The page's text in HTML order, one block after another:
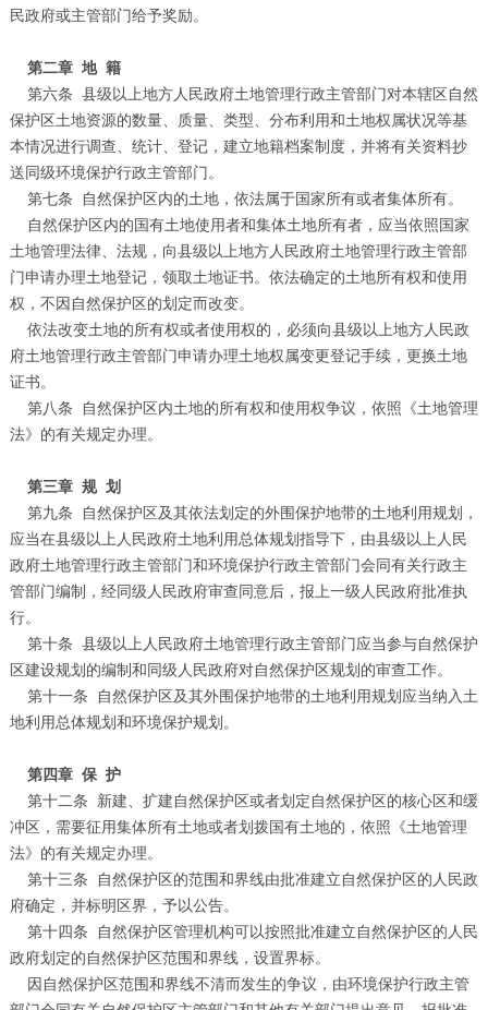
民政府或主管部门给予奖励。
第二章 地 籍
第六条 县级以上地方人民政府土地管理行政主管部门对本辖区自然
保护区土地资源的数量、质量、类型、分布利用和土地权属状况等基
本情况进行调查、统计、登记，建立地籍档案制度，并将有关资料抄
送同级环境保护行政主管部门。
第七条
自然保护区内的土地，依法属于国家所有或者集体所有。
自然保护区内的国有土地使用者和集体土地所有者，应当依照国家
土地管理法律、法规，向县级以上地方人民政府土地管理行政主管部
门申请办理土地登记，领取土地证书。依法确定的土地所有权和使用
权，不因自然保护区的划定而改变。
依法改变土地的所有权或者使用权的，必须向县级以上地方人民政
府土地管理行政主管部门申请办理土地权属变更登记手续，更换土地
证书。
第八条
自然保护区内土地的所有权和使用权争议，依照《土地管理
法》的有关规定办理。
第三章 规 划
第九条
自然保护区及其依法划定的外围保护地带的土地利用规划，
应当在县级以上人民政府土地利用总体规划指导下，由县级以上人民
政府土地管理行政主管部门和环境保护行政主管部门会同有关行政主
管部门编制，经同级人民政府审查同意后，报上一级人民政府批准执
行。
第十条 县级以上人民政府土地管理行政主管部门应当参与自然保护
区建设规划的编制和同级人民政府对自然保护区规划的审查工作。
第十一条
自然保护区及其外围保护地带的土地利用规划应当纳入土
地利用总体规划和环境保护规划。
第四章 保 护
第十二条
新建、扩建自然保护区或者划定自然保护区的核心区和缓
冲区，需要征用集体所有土地或者划拨国有土地的，依照《土地管理
法》的有关规定办理。
第十三条
自然保护区的范围和界线由批准建立自然保护区的人民政
府确定，并标明区界，予以公告。
第十四条
自然保护区管理机构可以按照批准建立自然保护区的人民
政府划定的自然保护区范围和界线，设置界标。
因自然保护区范围和界线不清而发生的争议，由环境保护行政主管